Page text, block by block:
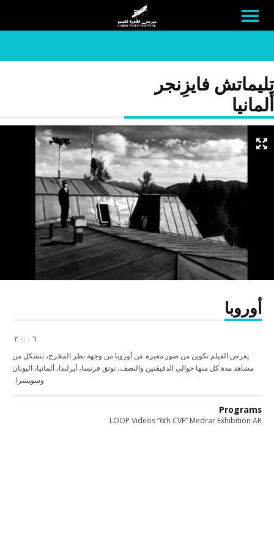
تِليماتش فايزِنجر
ألمانيا
أوروبا
٦ ٠ :٠ ٢
يعرض الفيلم تكوين من صور معبرة عن أوروبا من وجهة نظر المخرج، تتشكل من
مشاهد مدة كل منها حوالي الدقيقتين والنصف، توثق فرنسا، أيرلندا، ألمانيا، اليونان
وسويسرا.
Programs
LOOP Videos “6th CVF” Medrar Exhibition AR